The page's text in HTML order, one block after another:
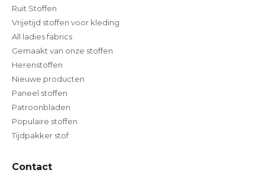
Ruit Stoffen
Vrijetijd stoffen voor kleding
All ladies fabrics
Gemaakt van onze stoffen
Herenstoffen
Nieuwe producten
Paneel stoffen
Patroonbladen
Populaire stoffen
Tijdpakker stof
Contact